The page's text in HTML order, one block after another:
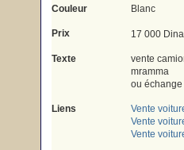
Couleur Blanc
Prix 17 000
Texte
vente
mramma
ou échange
Liens
Vente
Vente
Vente